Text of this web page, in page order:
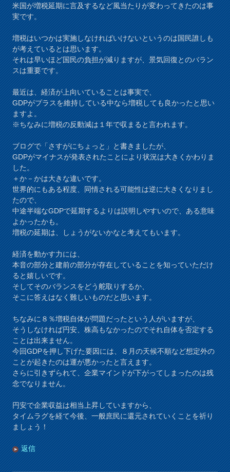
米国が増税延期に言及するなど風当たりが変わってきたのは事
実です。
増税はいつかは実施しなければいけないというのは国民誰しも
が考えているとは思います。
それは早いほど国民の負担が減りますが、景気回復とのバラン
スは重要です。
最近は、経済が上向いていることは事実で、
GDPがプラスを維持している中なら増税しても良かったと思い
ますよ。
※ちなみに増税の反動減は１年で収まると言われます。
ブログで「さすがにちょっと」と書きましたが、
GDPがマイナスが発表されたことにより状況は大きくかわりま
した。
＋か－かは大きな違いです。
世界的にもある程度、同情される可能性は逆に大きくなりまし
たので、
中途半端なGDPで延期するよりは説明しやすいので、ある意味
よかったかも。
増税の延期は、しょうがないかなと考えてもいます。
経済を動かす力には、
本音の部分と建前の部分が存在していることを知っていただけ
ると嬉しいです。
そしてそのバランスをどう舵取りするか、
そこに答えはなく難しいものだと思います。
ちなみに８％増税自体が問題だったという人がいますが、
そうしなければ円安、株高もなかったのでそれ自体を否定する
ことは出来ません。
今回GDPを押し下げた要因には、８月の天候不順など想定外の
ことが起きたのは運が悪かったと言えます。
さらに引きずられて、企業マインドが下がってしまったのは残
念でなりません。
円安で企業収益は相当上昇していますから、
タイムラグを経て今後、一般庶民に還元されていくことを祈り
ましょう！
返信